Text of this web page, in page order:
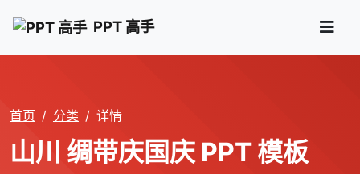
PPT 高手
首页 分类 详情
山川 绸带庆国庆 PPT 模板